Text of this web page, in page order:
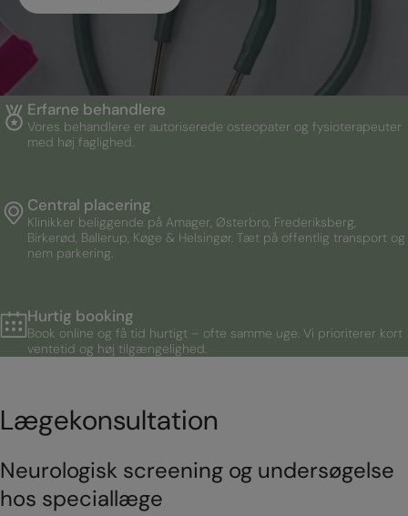
Erfarne behandlere
Vores behandlere er autoriserede osteopater og fysioterapeuter
med høj faglighed.
Central placering
Klinikker beliggende på Amager, Østerbro, Frederiksberg,
Birkerød, Ballerup, Køge & Helsingør. Tæt på offentlig transport og
nem parkering.
Hurtig booking
Book online og få tid hurtigt – ofte samme uge. Vi prioriterer kort
ventetid og høj tilgængelighed.
Lægekonsultation
Neurologisk screening og undersøgelse
hos speciallæge